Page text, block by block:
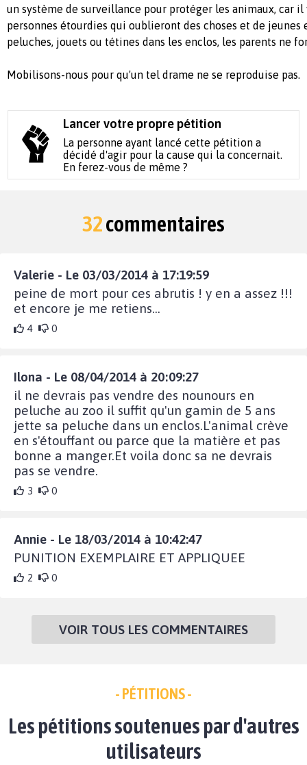
un système de surveillance pour protéger les animaux, car il
personnes étourdies qui oublieront des choses et de jeunes
peluches, jouets ou tétines dans les enclos, les parents ne
Mobilisons-nous pour qu'un tel drame ne se reproduise pas.
Lancer votre propre pétition
La personne ayant lancé cette pétition a
décidé d'agir pour la cause qui la concernait.
En ferez-vous de même ?
32commentaires
Valerie - Le 03/03/2014 à 17:19:59
peine de mort pour ces abrutis ! y en a assez !!!
et encore je me retiens...
4 0
Ilona - Le 08/04/2014 à 20:09:27
il ne devrais pas vendre des nounours en
peluche au zoo il suffit qu'un gamin de 5 ans
jette sa peluche dans un enclos.L'animal crève
en s'étouffant ou parce que la matière et pas
bonne a manger.Et voila donc sa ne devrais
pas se vendre.
3 0
Annie - Le 18/03/2014 à 10:42:47
PUNITION EXEMPLAIRE ET APPLIQUEE
2 0
VOIR TOUS LES COMMENTAIRES
- PÉTITIONS -
Les pétitions soutenues par d'autres
utilisateurs